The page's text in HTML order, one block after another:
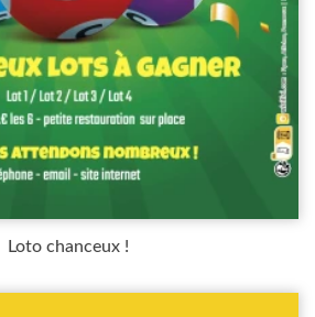
Loto chanceux !